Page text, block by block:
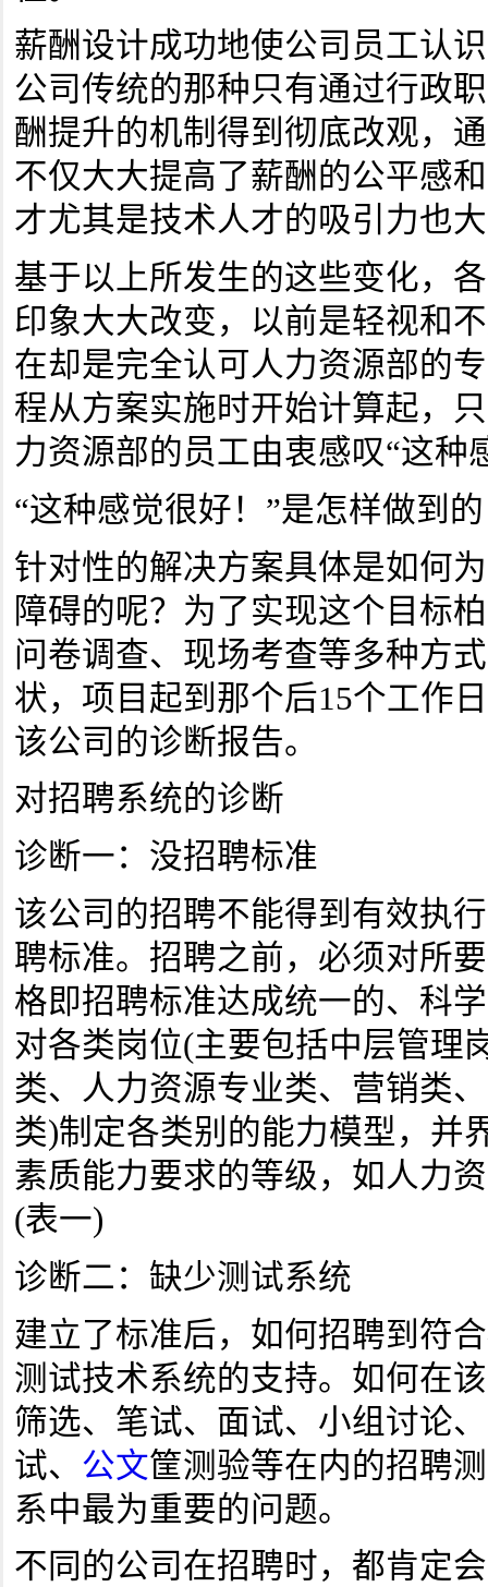
薪酬设计成功地使公司员工认
公司传统的那种只有通过行政
酬提升的机制得到彻底改观，
不仅大大提高了薪酬的公平感
才尤其是技术人才的吸引力也
基于以上所发生的这些变化，
印象大大改变，以前是轻视和
在却是完全认可人力资源部的
程从方案实施时开始计算起，
力资源部的员工由衷感叹“这种
“这种感觉很好！”是怎样做到的
针对性的解决方案具体是如何
障碍的呢？为了实现这个目标
问卷调查、现场考查等多种方
状，项目起到那个后15个工作
该公司的诊断报告。
对招聘系统的诊断
诊断一：没招聘标准
该公司的招聘不能得到有效执
聘标准。招聘之前，必须对所
格即招聘标准达成统一的、科
对各类岗位(主要包括中层管理
类、人力资源专业类、营销类
类)制定各类别的能力模型，并
素质能力要求的等级，如人力
(表一)
诊断二：缺少测试系统
建立了标准后，如何招聘到符
测试技术系统的支持。如何在
筛选、笔试、面试、小组讨论
试、 公文筐测验等在内的招聘
系中最为重要的问题。
不同的公司在招聘时，都肯定